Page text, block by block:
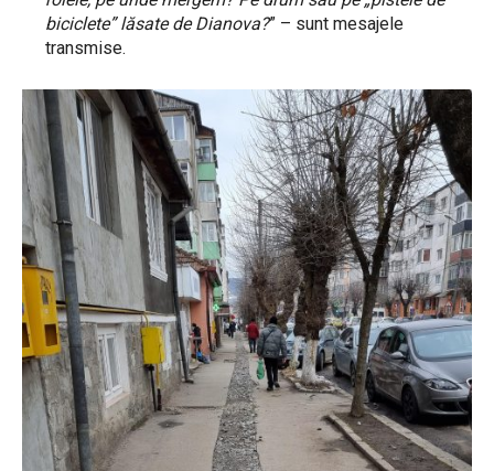
biciclete” lăsate de Dianova?” – sunt mesajele
transmise.